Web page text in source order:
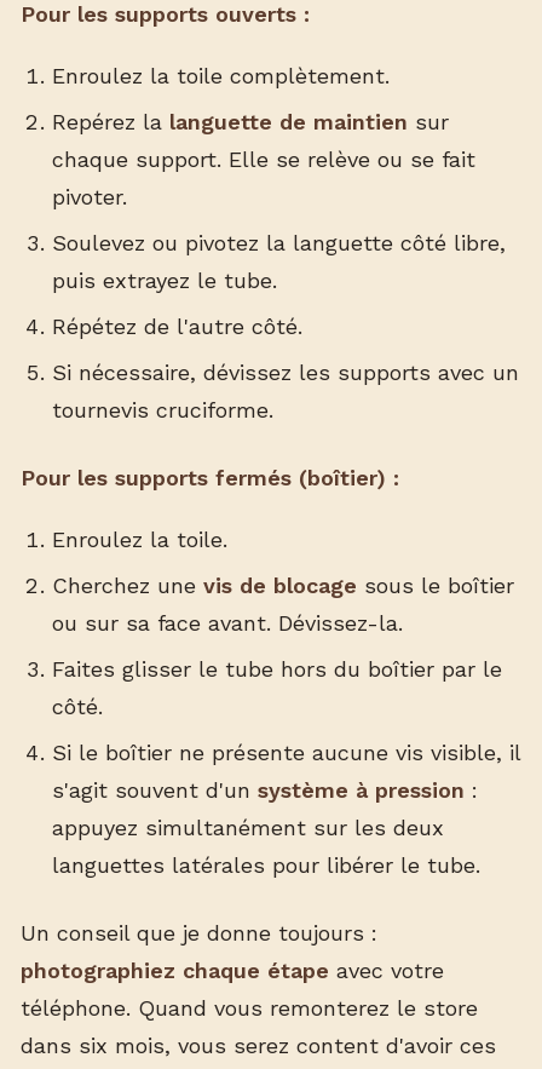
Pour les supports ouverts :
Enroulez la toile complètement.
Repérez la languette de maintien sur
chaque support. Elle se relève ou se fait
pivoter.
Soulevez ou pivotez la languette côté libre,
puis extrayez le tube.
Répétez de l'autre côté.
Si nécessaire, dévissez les supports avec un
tournevis cruciforme.
Pour les supports fermés (boîtier) :
Enroulez la toile.
Cherchez une vis de blocage sous le boîtier
ou sur sa face avant. Dévissez-la.
Faites glisser le tube hors du boîtier par le
côté.
Si le boîtier ne présente aucune vis visible, il
s'agit souvent d'un système à pression :
appuyez simultanément sur les deux
languettes latérales pour libérer le tube.
Un conseil que je donne toujours :
photographiez chaque étape avec votre
téléphone. Quand vous remonterez le store
dans six mois, vous serez content d'avoir ces